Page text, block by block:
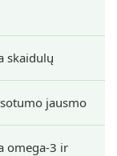
skaidulų
jausmo
omega-3 ir